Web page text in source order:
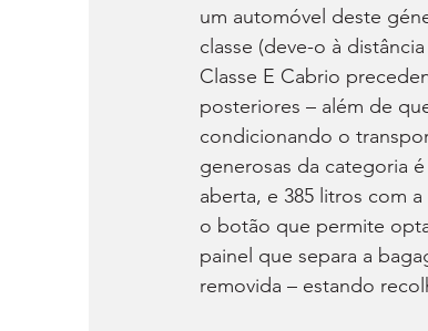
um automóvel deste
classe (deve-o à
Classe E Cabrio
posteriores – além de
condicionando o
generosas da categoria
aberta, e 385 litros com
o botão que permite
painel que separa a
removida – estando